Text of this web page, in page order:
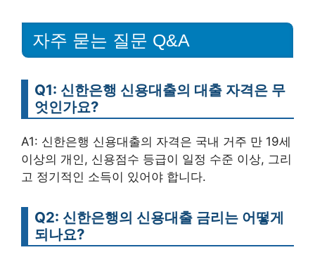
자주 묻는 질문 Q&A
Q1: 신한은행 신용대출의 대출 자격은 무
엇인가요?
A1: 신한은행 신용대출의 자격은 국내 거주 만 19세
이상의 개인, 신용점수 등급이 일정 수준 이상, 그리
고 정기적인 소득이 있어야 합니다.
Q2: 신한은행의 신용대출 금리는 어떻게
되나요?